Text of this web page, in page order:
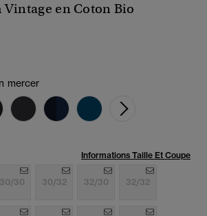
Vintage en Coton Bio
mercer
Informations Taille Et Coupe
30/30 30/32 32/30 32/32